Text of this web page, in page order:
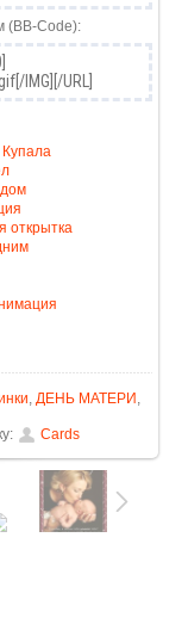
(BB-Code):
открытка
, ДЕНЬ МАТЕРИ ,
Cards